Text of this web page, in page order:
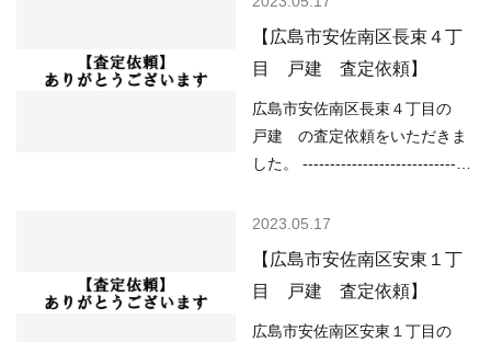
探している人が多い などの状況
ですので、 「不動産売却のやり
方によっては高く売却しやす
い」状況といってよいと思いま
害）該当なし （洪水）該当なし
（高潮）該当なし （内水）該当
なし （津波）該当なし -----------
----------------------------------------
-------------------------- 現在の不
ーンが低金利で不動産を買いや
を探している人が多い などの状
況ですので、 「不動産売却のや
り方によっては高く売却しやす
【広島市安佐南区長束４丁
目 戸建 査定依頼】
広島市安佐南区長束４丁目の
戸建 の査定依頼をいただきま
した。 -------------------------------
------ （用途地域）第一種住居地
害）該当なし （洪水）該当なし
（高潮）該当なし （内水）
0.01m以上 （津波）該当なし ---
2023.05.17
【広島市安佐南区安東１丁
目 戸建 査定依頼】
広島市安佐南区安東１丁目の